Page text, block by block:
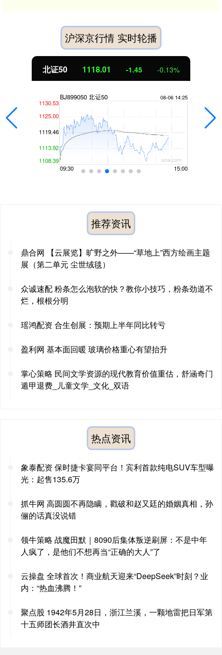
沪深京行情 实时轮播
北证50 1118.01 -1.45 -0.13%
推荐资讯
鼎合网 【云展览】旷野之外——“草地上”西方绘画主题
展（第二单元 尘世绒毯）
众诚速配 粉条怎么泡软的快？教你小技巧，粉条劲道不
烂，根根分明
瑶鸿配资 合生创展：预期上半年同比转亏
盈利网 基本面回暖 玻璃价格重心有望抬升
掌心策略 民间文学资源的现代教育价值重估，舒涵奇门
遁甲退费_儿童文学_文化_双语
热点资讯
象泰配资 保时捷卡宴同平台！宾利首款纯电SUV车型曝
光：起售135.6万
抓牛网 高圆圆不再隐瞒，戳破和赵又廷的婚姻真相，孙
俪的话真没说错
领牛策略 战魔田默｜8090后集体叛逆刷屏：不是中年
人疯了，是他们不想再当“正确的大人”了
云操盘 全球首次！商业航天迎来“DeepSeek”时刻？业
内：“热血沸腾！”
聚点股 1942年5月28日，浙江兰溪，一颗地雷把日军第
十五师团长酒井直次中